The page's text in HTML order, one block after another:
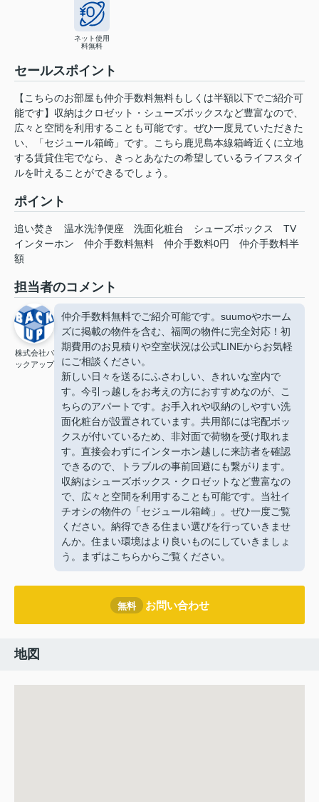
ネット使用
料無料
セールスポイント
【こちらのお部屋も仲介手数料無料もしくは半額以下でご紹介可
能です】収納はクロゼット・シューズボックスなど豊富なので、
広々と空間を利用することも可能です。ぜひ一度見ていただきた
い、「セジュール箱崎」です。こちら鹿児島本線箱崎近くに立地
する賃貸住宅でなら、きっとあなたの希望しているライフスタイ
ルを叶えることができるでしょう。
ポイント
追い焚き 温水洗浄便座 洗面化粧台 シューズボックス
TV
インターホン
仲介手数料無料 仲介手数料0円
仲介手数料半
額
担当者のコメント
株式会社バ
ックアップ
仲介手数料無料でご紹介可能です。suumoやホーム
ズに掲載の物件を含む、福岡の物件に完全対応！初
期費用のお見積りや空室状況は公式LINEからお気軽
にご相談ください。
新しい日々を送るにふさわしい、きれいな室内で
す。今引っ越しをお考えの方におすすめなのが、こ
ちらのアパートです。お手入れや収納のしやすい洗
面化粧台が設置されています。共用部には宅配ボッ
クスが付いているため、非対面で荷物を受け取れま
す。直接会わずにインターホン越しに来訪者を確認
できるので、トラブルの事前回避にも繋がります。
収納はシューズボックス・クロゼットなど豊富なの
で、広々と空間を利用することも可能です。当社イ
チオシの物件の「セジュール箱崎」。ぜひ一度ご覧
ください。納得できる住まい選びを行っていきませ
んか。住まい環境はより良いものにしていきましょ
う。まずはこちらからご覧ください。
無料 お問い合わせ
地図